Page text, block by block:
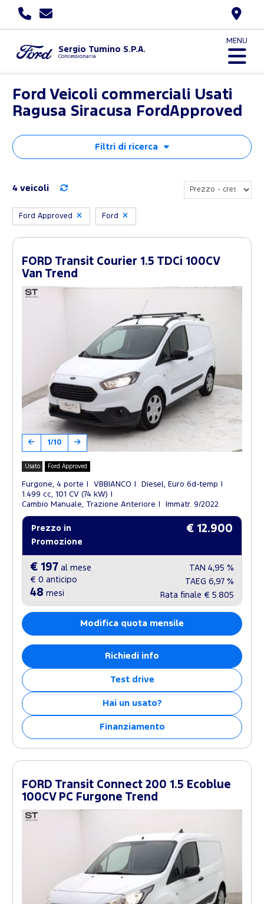
Sergio Tumino S.P.A.
Concessionaria
MENU
Ford Veicoli commerciali Usati
Ragusa Siracusa FordApproved
Filtri di ricerca
4 veicoli
Ford Approved Ford
FORD Transit Courier 1.5 TDCi 100CV
Van Trend
1/10
Usato Ford Approved
Furgone, 4 porte VBBIANCO
Diesel, Euro 6d-temp
1.499 cc, 101 CV (74 kW)
Cambio Manuale, Trazione Anteriore
Immatr. 9/2022
Prezzo in
Promozione
€ 12.900
€ 197 al mese
€ 0 anticipo
48 mesi
TAN 4,95 %
TAEG 6,97 %
Rata finale € 5.805
Modifica quota mensile
Richiedi info
Test drive
Hai un usato?
Finanziamento
FORD Transit Connect 200 1.5 Ecoblue
100CV PC Furgone Trend